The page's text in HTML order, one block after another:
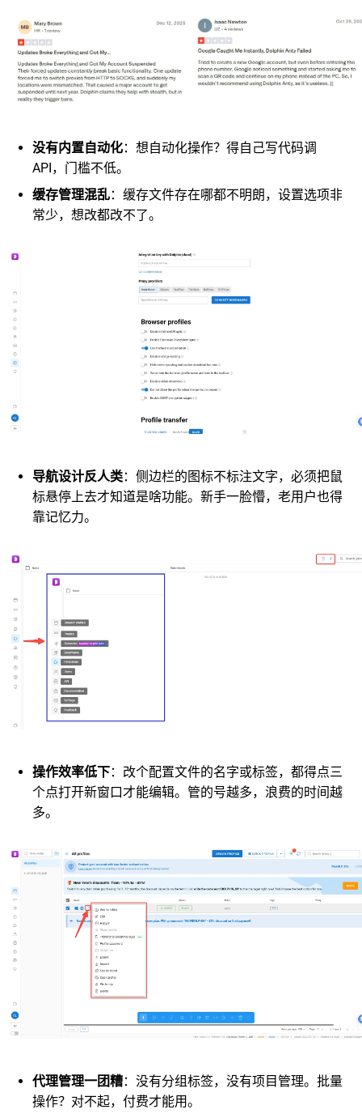
没有内置自动化：想自动化操作？得自己写代码调
API，门槛不低。
缓存管理混乱：缓存文件存在哪都不明朗，设置选项非
常少，想改都改不了。
导航设计反人类：侧边栏的图标不标注文字，必须把鼠
标悬停上去才知道是啥功能。新手一脸懵，老用户也得
靠记忆力。
操作效率低下：改个配置文件的名字或标签，都得点三
个点打开新窗口才能编辑。管的号越多，浪费的时间越
多。
代理管理一团糟：没有分组标签，没有项目管理。批量
操作？对不起，付费才能用。